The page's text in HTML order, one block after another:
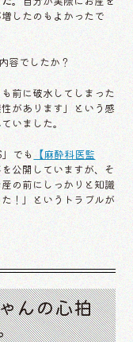
したのもよかったで
容でしたか？
前に破水してしまった
があります」という感
いました。
でも 【麻酔科医監
公開していますが、そ
の前にしっかりと知識
！」というトラブルが
んの心拍